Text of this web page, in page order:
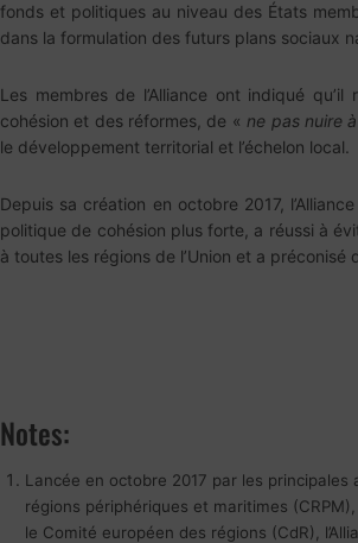
fonds et politiques au niveau des États
dans la formulation des futurs plans sociaux
Les membres de l’Alliance ont indiqué
cohésion et des réformes, de « ne pas nuire
le développement territorial et l’échelon local.
Depuis sa création en octobre 2017,
politique de cohésion plus forte, a réussi à
à toutes les régions de l’Union et a
Notes:
Lancée en octobre 2017 par les principales
régions périphériques et maritimes
le Comité européen des régions (CdR),